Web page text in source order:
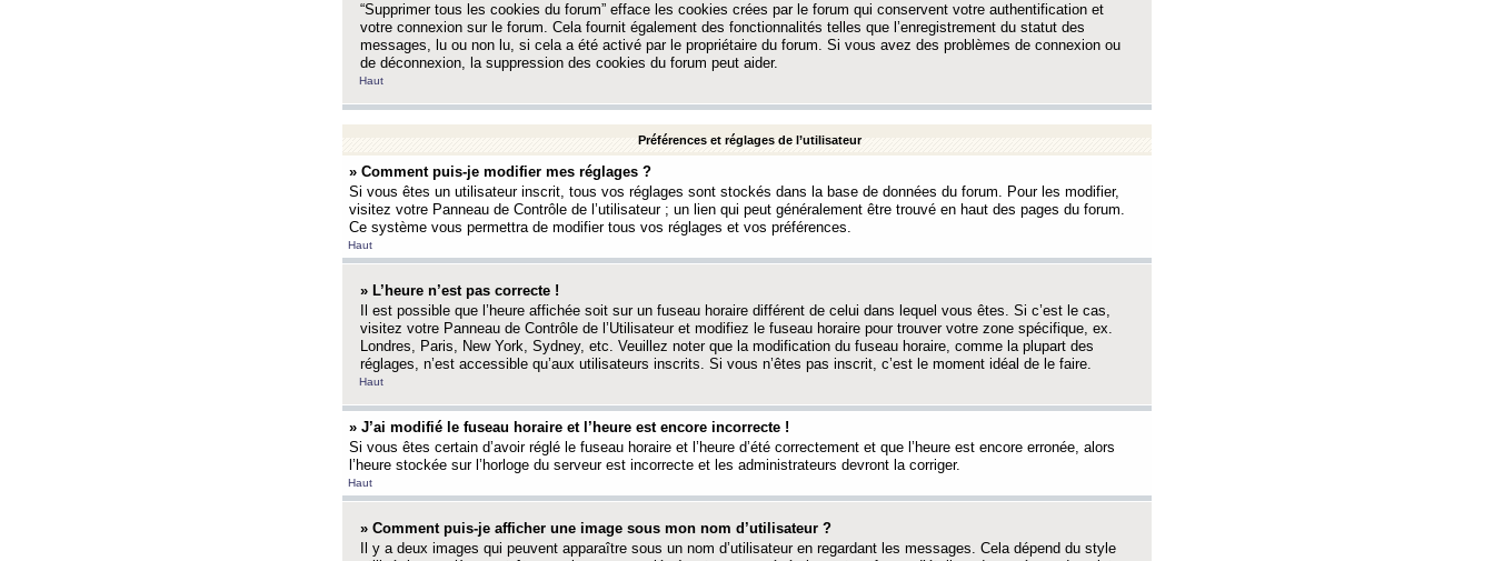
“Supprimer tous les cookies du forum” efface les cookies crées par le forum qui conservent votre authentification et
votre connexion sur le forum. Cela fournit également des fonctionnalités telles que l’enregistrement du statut des
messages, lu ou non lu, si cela a été activé par le propriétaire du forum. Si vous avez des problèmes de connexion ou
de déconnexion, la suppression des cookies du forum peut aider.
Haut
Préférences et réglages de l’utilisateur
» Comment puis-je modifier mes réglages ?
Si vous êtes un utilisateur inscrit, tous vos réglages sont stockés dans la base de données du forum. Pour les modifier,
visitez votre Panneau de Contrôle de l’utilisateur ; un lien qui peut généralement être trouvé en haut des pages du forum.
Ce système vous permettra de modifier tous vos réglages et vos préférences.
Haut
» L’heure n’est pas correcte !
Il est possible que l’heure affichée soit sur un fuseau horaire différent de celui dans lequel vous êtes. Si c’est le cas,
visitez votre Panneau de Contrôle de l’Utilisateur et modifiez le fuseau horaire pour trouver votre zone spécifique, ex.
Londres, Paris, New York, Sydney, etc. Veuillez noter que la modification du fuseau horaire, comme la plupart des
réglages, n’est accessible qu’aux utilisateurs inscrits. Si vous n’êtes pas inscrit, c’est le moment idéal de le faire.
Haut
» J’ai modifié le fuseau horaire et l’heure est encore incorrecte !
Si vous êtes certain d’avoir réglé le fuseau horaire et l’heure d’été correctement et que l’heure est encore erronée, alors
l’heure stockée sur l’horloge du serveur est incorrecte et les administrateurs devront la corriger.
Haut
» Comment puis-je afficher une image sous mon nom d’utilisateur ?
Il y a deux images qui peuvent apparaître sous un nom d’utilisateur en regardant les messages. Cela dépend du style